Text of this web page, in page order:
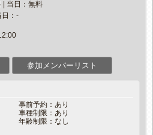
| 当日：無料
日：-
参加メンバーリスト
事前予約：あり
車種制限：あり
年齢制限：なし